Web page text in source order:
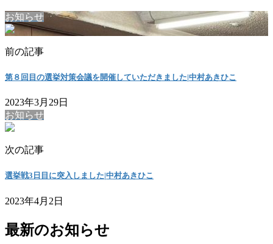
お知らせ
前の記事
第８回目の選挙対策会議を開催していただきました|中村あきひこ
2023年3月29日
お知らせ
次の記事
選挙戦3日目に突入しました|中村あきひこ
2023年4月2日
最新のお知らせ